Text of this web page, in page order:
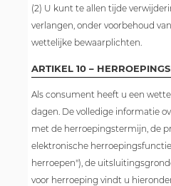
(2) U kunt te allen tijde
verlangen, onder voorbehoud
wettelijke bewaarplichten.
ARTIKEL 10 –
Als consument heeft u een
dagen. De volledige informatie
met de herroepingstermijn, de
elektronische
herroepen"), de
voor herroeping vindt u